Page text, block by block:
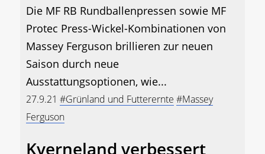
Die MF RB Rundballenpressen sowie MF
Protec Press-Wickel-Kombinationen von
Massey Ferguson brillieren zur neuen
Saison durch neue
Ausstattungsoptionen, wie...
27.9.21 #Grünland und Futterernte #Massey
Ferguson
Kverneland verbessert